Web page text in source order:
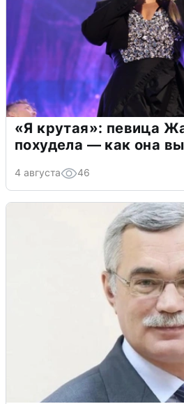
«Я крутая»: певица
похудела — как она
4 августа 46